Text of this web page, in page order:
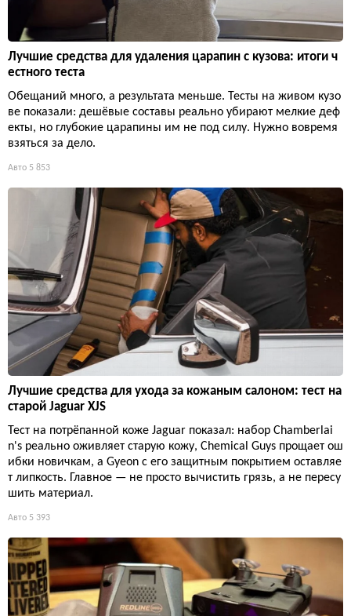
Лучшие средства для удаления царапин с кузова: итоги ч
естного теста
Обещаний много, а результата меньше. Тесты на живом кузо
ве показали: дешёвые составы реально убирают мелкие деф
екты, но глубокие царапины им не под силу. Нужно вовремя
взяться за дело.
Авто 5 853
Лучшие средства для ухода за кожаным салоном: тест на
старой Jaguar XJS
Тест на потрёпанной коже Jaguar показал: набор Chamberlai
n's реально оживляет старую кожу, Chemical Guys прощает ош
ибки новичкам, а Gyeon с его защитным покрытием оставляе
т липкость. Главное — не просто вычистить грязь, а не пересу
шить материал.
Авто 5 393